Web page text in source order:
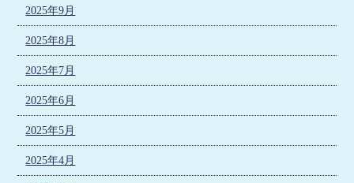
2025年9月
2025年8月
2025年7月
2025年6月
2025年5月
2025年4月